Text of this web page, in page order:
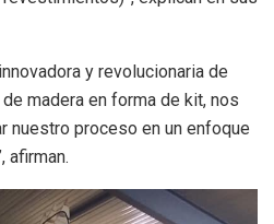
y revolucionaria de
madera en forma de kit, nos
nuestro proceso en un enfoque
afirman.